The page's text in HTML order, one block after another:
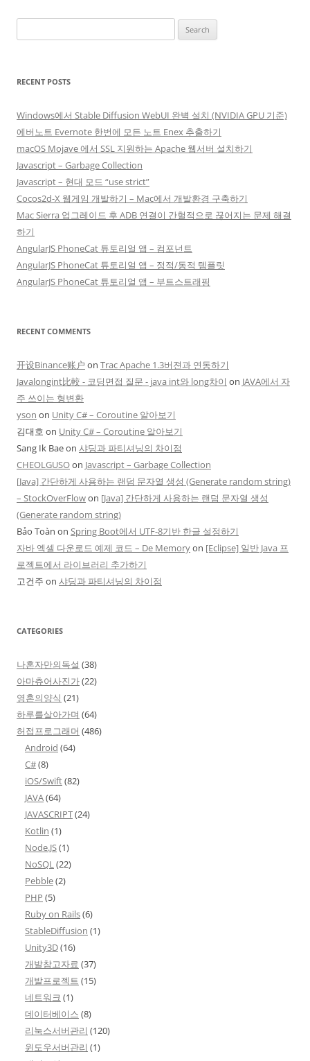
for:
RECENT POSTS
Windows에서 Stable Diffusion WebUI 완벽 설치 (NVIDIA GPU 기준)
에버노트 Evernote 한번에 모든 노트 Enex 추출하기
macOS Mojave 에서 SSL 지원하는 Apache 웹서버 설치하기
Javascript – Garbage Collection
Javascript – 현대 모드 “use strict”
Cocos2d-X 웹게임 개발하기 – Mac에서 개발환경 구축하기
Mac Sierra 업그레이드 후 ADB 연결이 간헐적으로 끊어지는 문제 해결
하기
AngularJS PhoneCat 튜토리얼 앱 – 컴포넌트
AngularJS PhoneCat 튜토리얼 앱 – 정적/동적 템플릿
AngularJS PhoneCat 튜토리얼 앱 – 부트스트래핑
RECENT COMMENTS
开设Binance账户 on Trac Apache 1.3버젼과 연동하기
Javalongint比較 - 코딩면접 질문 - java int와 long차이 on JAVA에서 자
주 쓰이는 형변환
yson on Unity C# – Coroutine 알아보기
김대호 on Unity C# – Coroutine 알아보기
Sang Ik Baeon 샤딩과 파티셔닝의 차이점
CHEOLGUSOon Javascript – Garbage Collection
[Java] 간단하게 사용하는 랜덤 문자열 생성 (Generate random string)
– StockOverFlowon [Java] 간단하게 사용하는 랜덤 문자열 생성
(Generate random string)
Bảo Toàn on Spring Boot에서 UTF-8기반 한글 설정하기
자바 엑셀 다운로드 예제 코드 – De Memoryon [Eclipse] 일반 Java 프
로젝트에서 라이브러리 추가하기
고건주 on 샤딩과 파티셔닝의 차이점
CATEGORIES
나혼자만의독설 (38)
아마츄어사진가(22)
영혼의양식 (21)
하루를살아가며 (64)
허접프로그래머 (486)
Android (64)
C#(8)
iOS/Swift(82)
JAVA(64)
JAVASCRIPT(24)
Kotlin (1)
Node.JS(1)
NoSQL(22)
Pebble(2)
PHP (5)
Ruby on Rails(6)
StableDiffusion (1)
Unity3D(16)
개발참고자료 (37)
개발프로젝트 (15)
네트워크 (1)
데이터베이스 (8)
리눅스서버관리 (120)
윈도우서버관리 (1)